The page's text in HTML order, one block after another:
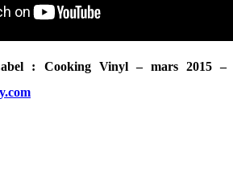
: Cooking Vinyl – mars 2015 –